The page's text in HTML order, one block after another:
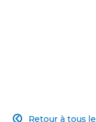
Retour à tous
